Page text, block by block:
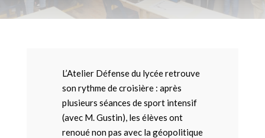
L’Atelier Défense du lycée retrouve
son rythme de croisière : après
plusieurs séances de sport intensif
(avec M. Gustin), les élèves ont
renoué non pas avec la géopolitique